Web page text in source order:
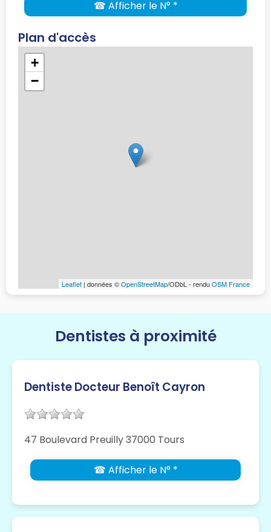
☎ Afficher le N° *
Plan d'accès
+
−
Leaflet | données ©OpenStreetMap/ODbL - renduOSM France
Dentistes à proximité
Dentiste Docteur Benoît Cayron
47 Boulevard Preuilly 37000 Tours
☎ Afficher le N° *